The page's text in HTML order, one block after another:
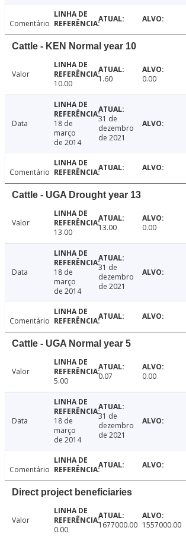
Comentário
Cattle - KEN Normal year 10
Valor
10.00
1.60 0.00
Data
18 de
março
de 2014
31 de
dezembro
de 2021
Comentário
Cattle - UGA Drought year 13
Valor
13.00
13.00 0.00
Data
18 de
março
de 2014
31 de
dezembro
de 2021
Comentário
Cattle - UGA Normal year 5
Valor
5.00
0.07 0.00
Data
18 de
março
de 2014
31 de
dezembro
de 2021
Comentário
Direct project beneficiaries
Valor
0.00
1677000.00 1557000.00